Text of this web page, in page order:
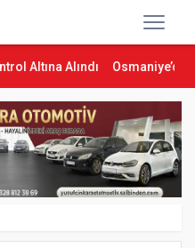
Osmaniye’de Tren